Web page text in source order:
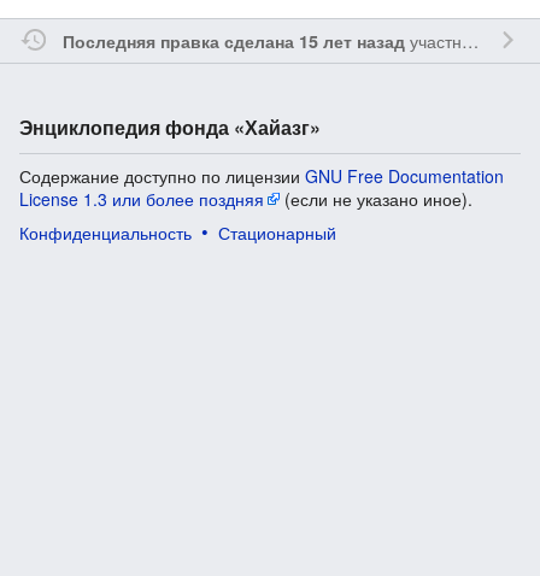
Последняя правка сделана 15 лет назадучастником
Энциклопедия фонда «Хайазг»
Содержание доступно по лицензии GNU Free Documentation
License 1.3 или более поздняя
(если не указано иное).
Конфиденциальность
Стационарный